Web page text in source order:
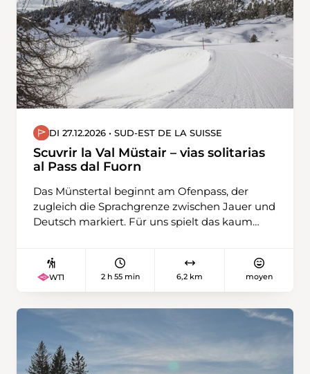
DI 27.12.2026 • SUD-EST DE LA SUISSE
Scuvrir la Val Müstair – vias solitarias
al Pass dal Fuorn
Das Münstertal beginnt am Ofenpass, der
zugleich die Sprachgrenze zwischen Jauer und
Deutsch markiert. Für uns spielt das kaum
antreffen. Unsere Wanderung führt uns über
die einsamen Hochebenen von Plaun dals
wählen wir eine leicht veränderte Route und
hoffen auf etwas Pulverschnee, bevor wir die
Passstrasse queren und unsere Tour beim
historischen Hospiz beenden.
WT1 2 h 55 min 6,2 km moyen